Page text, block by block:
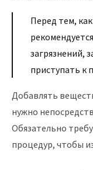
Перед тем,
загрязнений,
приступать к
Добавлять
нужно
Обязательно
процедур, чтобы